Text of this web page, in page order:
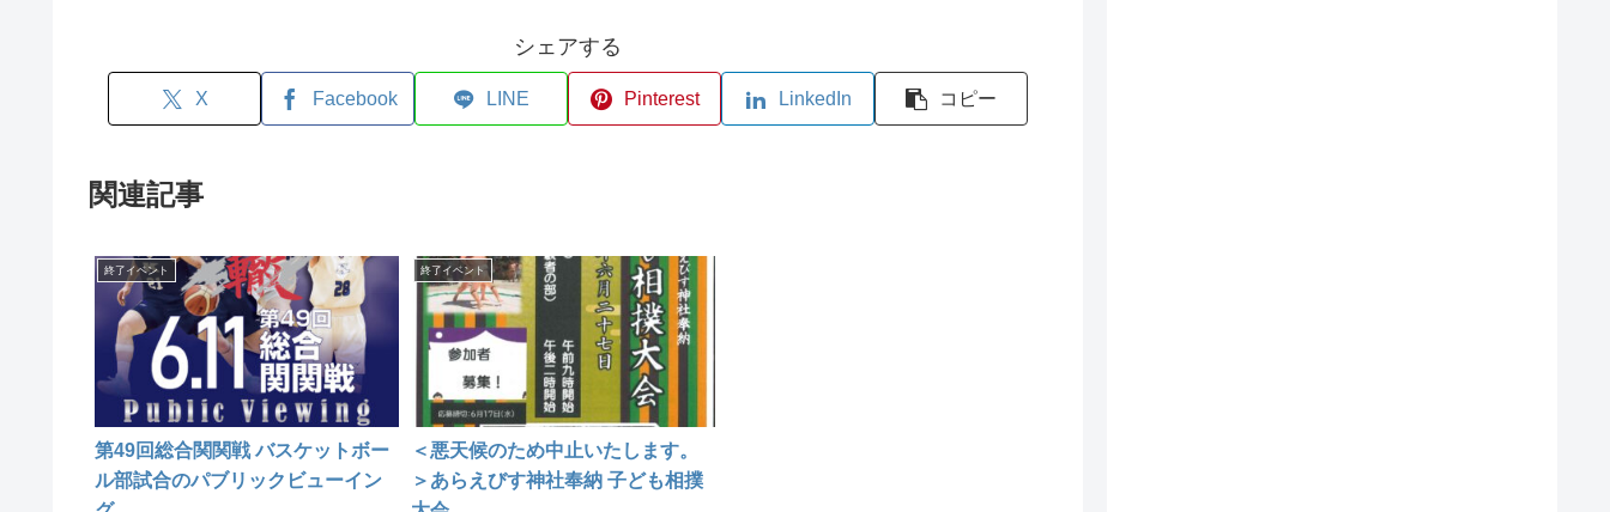
シェアする
X Facebook LINE Pinterest LinkedIn コピー
関連記事
終了イベント
第49回総合関関戦 バスケットボー
ル部試合のパブリックビューイン
終了イベント
＜悪天候のため中止いたします。
＞あらえびす神社奉納 子ども相撲